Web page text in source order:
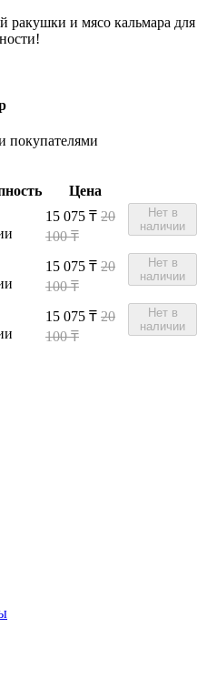
ракушки и мясо кальмара для
покупателями
Цена
15 075 ₸ 20
100 ₸
Нет в
наличии
15 075 ₸ 20
100 ₸
Нет в
наличии
15 075 ₸ 20
100 ₸
Нет в
наличии